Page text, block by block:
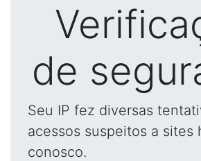
de
Seu IP fez diversas
acessos suspeitos a sites
conosco.